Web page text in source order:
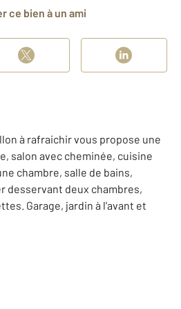
ce bien à un ami
à rafraichir vous propose une
salon avec cheminée, cuisine
chambre, salle de bains,
desservant deux chambres,
Garage, jardin à l'avant et